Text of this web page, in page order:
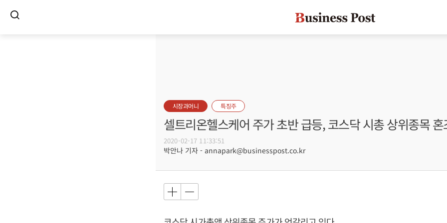
시장과머니 특징주
셀트리온헬스케어 주가 초반 급등, 코스닥 시총 상위종목 혼
2020-02-17 11:33:51
박안나 기자 - annapark@businesspost.co.kr